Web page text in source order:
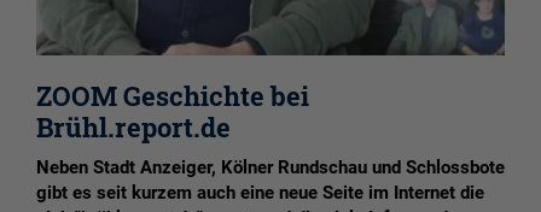
ZOOM Geschichte bei
Brühl.report.de
Neben Stadt Anzeiger, Kölner Rundschau und Schlossbote
gibt es seit kurzem auch eine neue Seite im Internet die